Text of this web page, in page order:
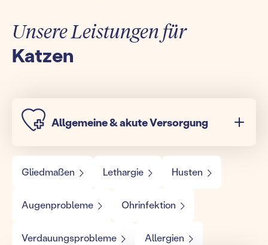
Unsere Leistungen für
Katzen
Allgemeine & akute Versorgung
Gliedmaßen Lethargie Husten
Augenprobleme Ohrinfektion
Verdauungsprobleme Allergien